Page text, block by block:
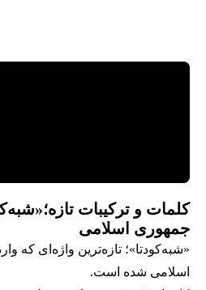
کلمات و ترکیبات تازه؛
جمهوری اسلامی
«شبه‌کودتا»؛ تازه‌ترین واژه‌ای که
اسلامی شده است.